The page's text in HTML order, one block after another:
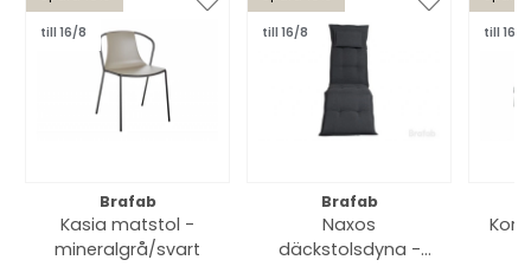
till 16/8
Brafab
Kasia matstol -
mineralgrå/svart
till 16/8
Brafab
Naxos
däckstolsdyna -
till 16/8